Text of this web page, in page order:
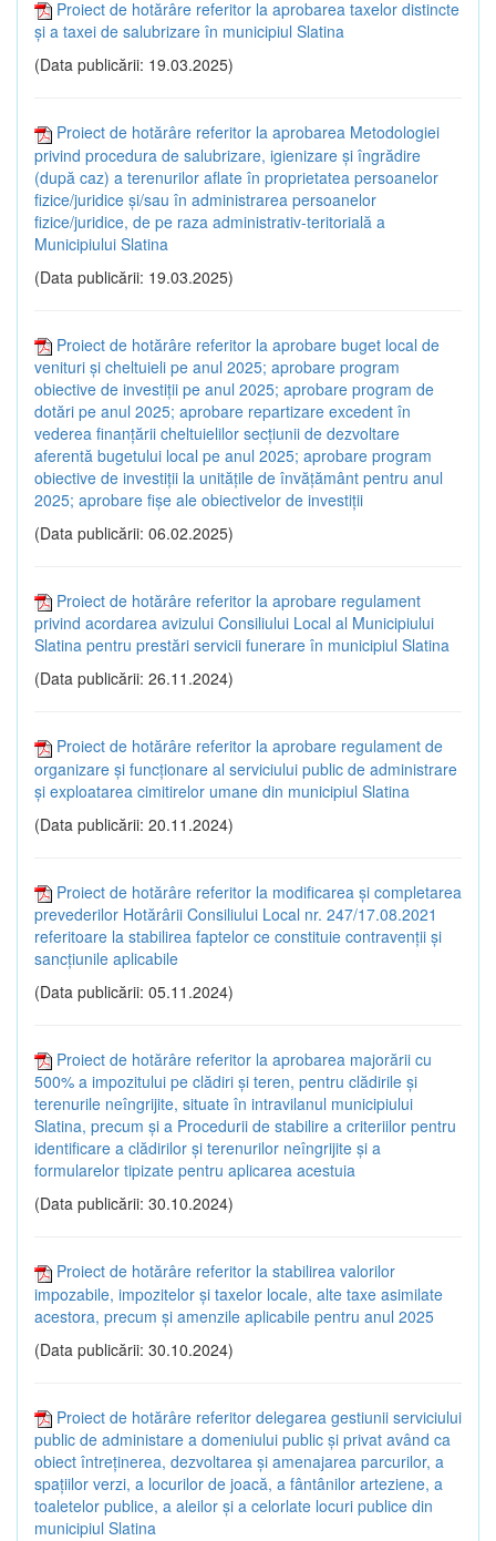
Proiect de hotărâre referitor la aprobarea taxelor distincte
și a taxei de salubrizare în municipiul Slatina
(Data publicării: 19.03.2025)
Proiect de hotărâre referitor la aprobarea Metodologiei
privind procedura de salubrizare, igienizare și îngrădire
(după caz) a terenurilor aflate în proprietatea persoanelor
fizice/juridice și/sau în administrarea persoanelor
fizice/juridice, de pe raza administrativ-teritorială a
Municipiului Slatina
(Data publicării: 19.03.2025)
Proiect de hotărâre referitor la aprobare buget local de
venituri și cheltuieli pe anul 2025; aprobare program
obiective de investiții pe anul 2025; aprobare program de
dotări pe anul 2025; aprobare repartizare excedent în
vederea finanțării cheltuielilor secțiunii de dezvoltare
aferentă bugetului local pe anul 2025; aprobare program
obiective de investiții la unitățile de învățământ pentru anul
2025; aprobare fișe ale obiectivelor de investiții
(Data publicării: 06.02.2025)
Proiect de hotărâre referitor la aprobare regulament
privind acordarea avizului Consiliului Local al Municipiului
Slatina pentru prestări servicii funerare în municipiul Slatina
(Data publicării: 26.11.2024)
Proiect de hotărâre referitor la aprobare regulament de
organizare și funcționare al serviciului public de administrare
și exploatarea cimitirelor umane din municipiul Slatina
(Data publicării: 20.11.2024)
Proiect de hotărâre referitor la modificarea și completarea
prevederilor Hotărârii Consiliului Local nr. 247/17.08.2021
referitoare la stabilirea faptelor ce constituie contravenții și
sancțiunile aplicabile
(Data publicării: 05.11.2024)
Proiect de hotărâre referitor la aprobarea majorării cu
500% a impozitului pe clădiri și teren, pentru clădirile și
terenurile neîngrijite, situate în intravilanul municipiului
Slatina, precum și a Procedurii de stabilire a criteriilor pentru
identificare a clădirilor și terenurilor neîngrijite și a
formularelor tipizate pentru aplicarea acestuia
(Data publicării: 30.10.2024)
Proiect de hotărâre referitor la stabilirea valorilor
impozabile, impozitelor și taxelor locale, alte taxe asimilate
acestora, precum și amenzile aplicabile pentru anul 2025
(Data publicării: 30.10.2024)
Proiect de hotărâre referitor delegarea gestiunii serviciului
public de administare a domeniului public și privat având ca
obiect întreținerea, dezvoltarea și amenajarea parcurilor, a
spațiilor verzi, a locurilor de joacă, a fântânilor arteziene, a
toaletelor publice, a aleilor și a celorlate locuri publice din
municipiul Slatina